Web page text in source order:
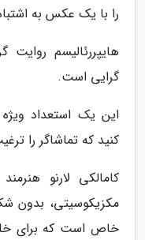
را با یک عکس به
هایپررئالیسم
گرایی است.
این یک استعداد
کنید که تماشاگر را
کامالکی لارنو
مکزیکوسیتی، بدون
خاص است که برای